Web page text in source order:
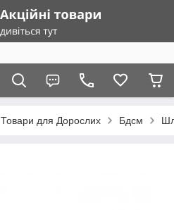
Товари для Дорослих Бдсм